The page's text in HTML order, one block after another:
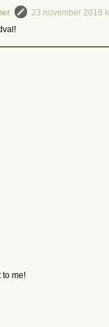
23 november 2018
to me!